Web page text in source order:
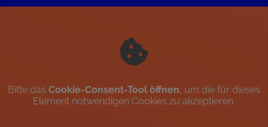
Bitte das Cookie-Consent-Tool öffnen, um die für dieses
Element notwendigen Cookies zu akzeptieren.